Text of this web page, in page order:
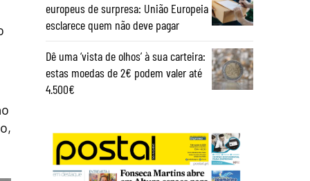
europeus de surpresa: União Europeia
esclarece quem não deve pagar
Dê uma ‘vista de olhos’ à sua carteira:
estas moedas de 2€ podem valer até
4.500€